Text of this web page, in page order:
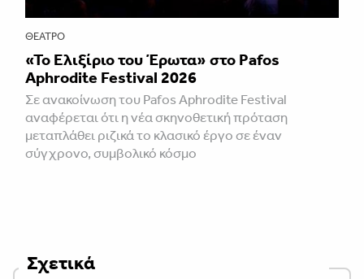
ΘΈΑΤΡΟ
«Το Ελιξίριο του Έρωτα» στο Pafos
Aphrodite Festival 2026
Σε ανακοίνωση του Pafos Aphrodite Festival
αναφέρεται ότι η νέα σκηνοθετική πρόταση
μεταπλάθει ριζικά το κλασικό έργο σε έναν
σύγχρονο, συμβολικό κόσμο
Σχετικά